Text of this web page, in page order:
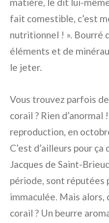
matière, le dit lui-
fait comestible, c’est
nutritionnel ! ». Bourré
éléments et de
le jeter.
Vous trouvez parfois
corail ? Rien
reproduction, en
C’est d’ailleurs pour
Jacques de Saint-
période, sont réputées
immaculée. Mais
corail ? Un beurre